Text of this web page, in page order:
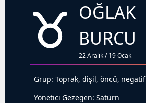
OĞLAK
BURCU
22 Aralık / 19 Ocak
Grup: Toprak, dişil, öncü, negatif
Yönetici Gezegen: Satürn